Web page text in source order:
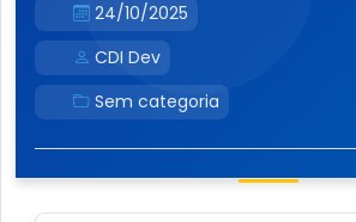
24/10/2025
CDI Dev
Sem categoria